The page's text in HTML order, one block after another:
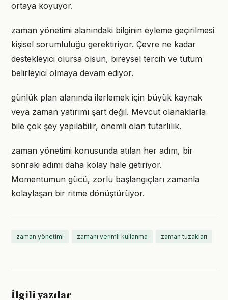
ortaya koyuyor.
zaman yönetimi alanındaki bilginin eyleme geçirilmesi
kişisel sorumluluğu gerektiriyor. Çevre ne kadar
destekleyici olursa olsun, bireysel tercih ve tutum
belirleyici olmaya devam ediyor.
günlük plan alanında ilerlemek için büyük kaynak
veya zaman yatırımı şart değil. Mevcut olanaklarla
bile çok şey yapılabilir, önemli olan tutarlılık.
zaman yönetimi konusunda atılan her adım, bir
sonraki adımı daha kolay hale getiriyor.
Momentumun gücü, zorlu başlangıçları zamanla
kolaylaşan bir ritme dönüştürüyor.
zaman yönetimi zamanı verimli kullanma zaman tuzakları
İlgili yazılar